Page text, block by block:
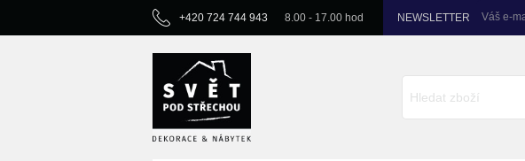
+420 724 744 943 8.00 - 17.00 hod NEWSLETTER Váš e-